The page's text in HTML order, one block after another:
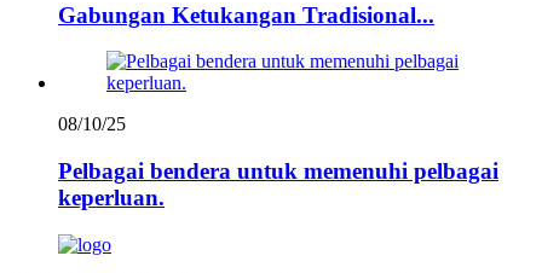
Gabungan Ketukangan Tradisional...
08/10/25
Pelbagai bendera untuk memenuhi pelbagai
keperluan.